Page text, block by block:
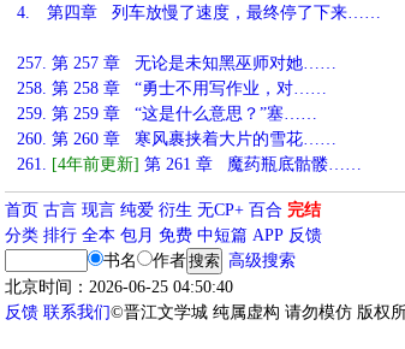
4.
第四章 列车放慢了速度，最终停了下来……
257. 第 257 章 无论是未知黑巫师对她……
258. 第 258 章 “勇士不用写作业，对……
259. 第 259 章 “这是什么意思？”塞……
260. 第 260 章 寒风裹挟着大片的雪花……
261. [4年前更新] 第 261 章 魔药瓶底骷髅……
首页 古言 现言 纯爱 衍生 无CP+ 百合 完结
分类 排行 全本 包月 免费 中短篇 APP 反馈
书名
作者
高级搜索
北京时间：2026-06-25 04:50:40
反馈 联系我们©晋江文学城 纯属虚构 请勿模仿 版权